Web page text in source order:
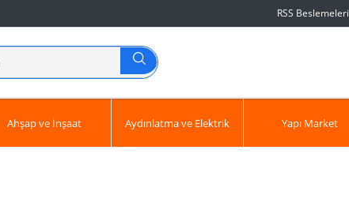
RSS Beslemeleri
Ahşap ve İnşaat Aydınlatma ve Elektrik Yapı Market